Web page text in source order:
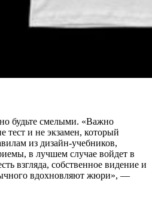
будьте смелыми. «Важно
тест и не экзамен, который
из дизайн-учебников,
в лучшем случае войдет в
взгляда, собственное видение и
вдохновляют жюри», —